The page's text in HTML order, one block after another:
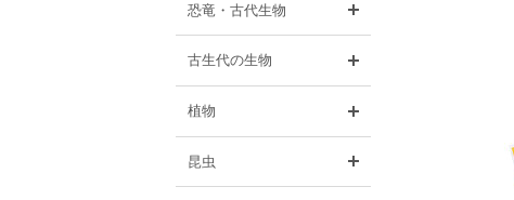
恐竜・古代生物
古生代の生物
植物
昆虫